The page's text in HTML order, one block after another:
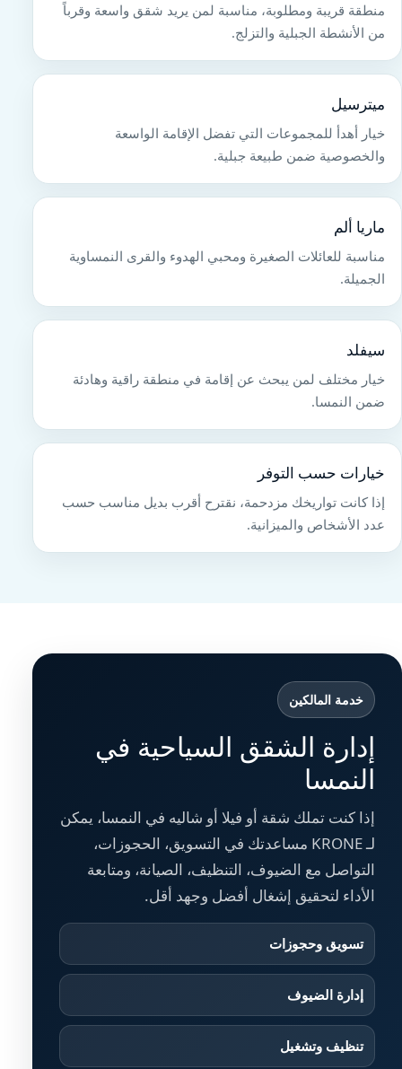
منطقة قريبة ومطلوبة، مناسبة لمن يريد شقق واسعة وقرباً
من الأنشطة الجبلية والتزلج.
ميترسيل
خيار أهدأ للمجموعات التي تفضل الإقامة الواسعة
والخصوصية ضمن طبيعة جبلية.
ماريا ألم
مناسبة للعائلات الصغيرة ومحبي الهدوء والقرى النمساوية
الجميلة.
سيفلد
خيار مختلف لمن يبحث عن إقامة في منطقة راقية وهادئة
ضمن النمسا.
خيارات حسب التوفر
إذا كانت تواريخك مزدحمة، نقترح أقرب بديل مناسب حسب
عدد الأشخاص والميزانية.
خدمة المالكين
إدارة الشقق السياحية في
النمسا
إذا كنت تملك شقة أو فيلا أو شاليه في النمسا، يمكن
لـ KRONE مساعدتك في التسويق، الحجوزات،
التواصل مع الضيوف، التنظيف، الصيانة، ومتابعة
الأداء لتحقيق إشغال أفضل وجهد أقل.
تسويق وحجوزات
إدارة الضيوف
تنظيف وتشغيل